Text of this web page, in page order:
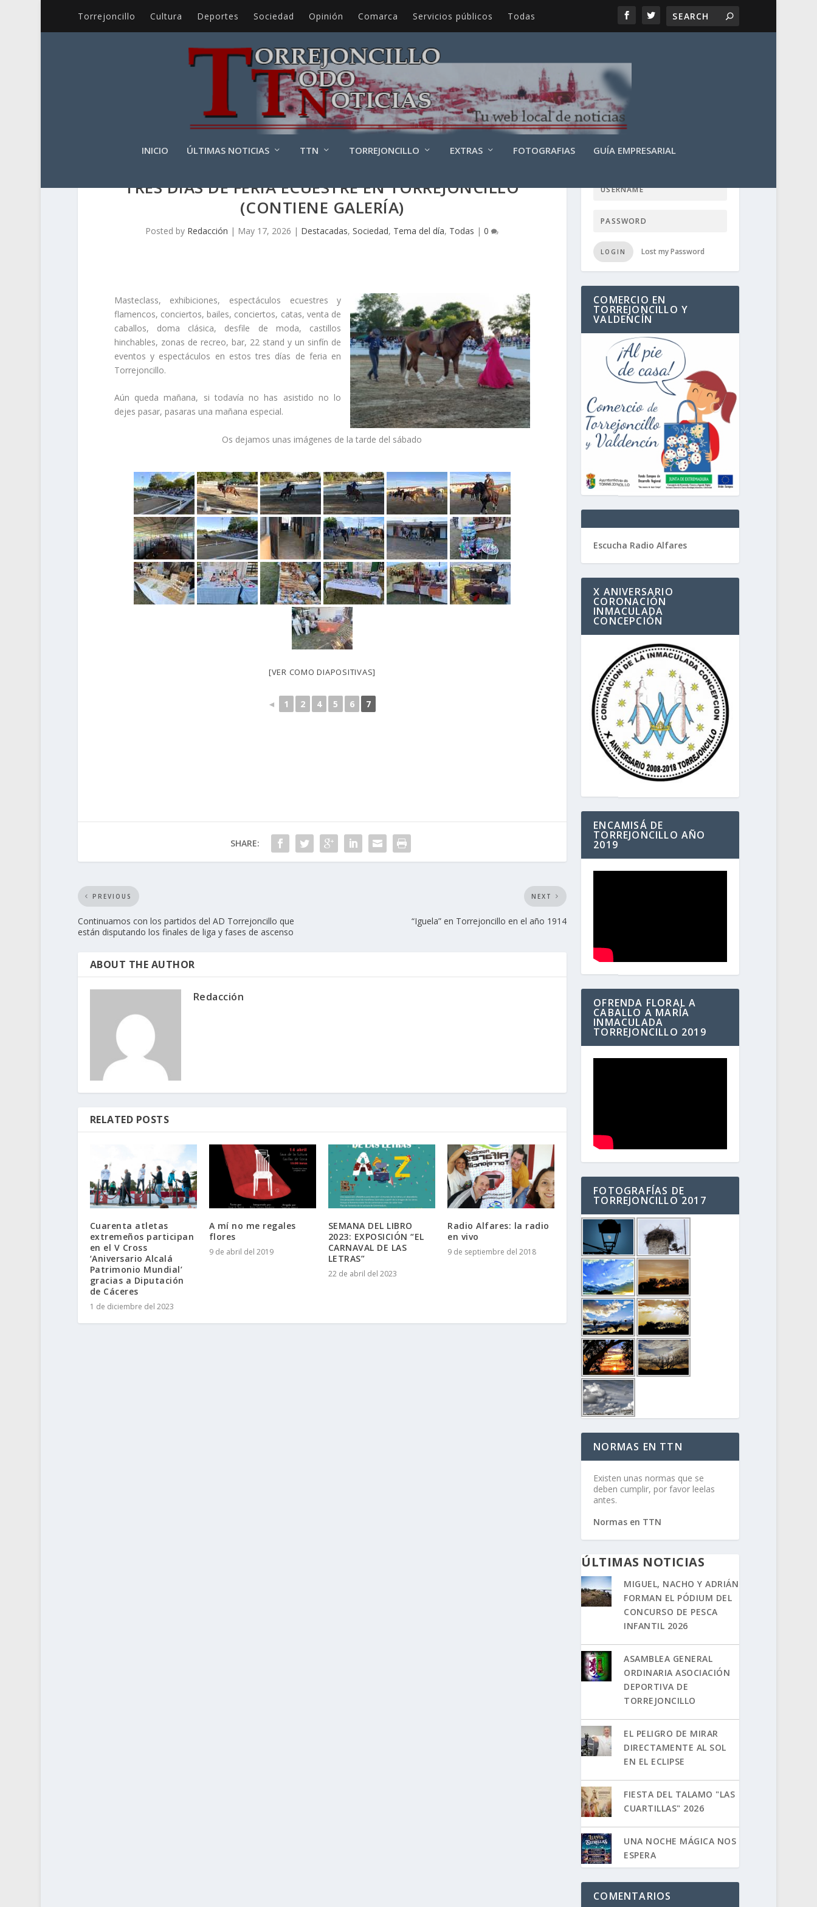
Torrejoncillo Cultura Deportes Sociedad Opinión Comarca Servicios públicos Todas
INICIO ÚLTIMAS NOTICIAS TTN TORREJONCILLO EXTRAS FOTOGRAFIAS GUÍA EMPRESARIAL
TRES DÍAS DE FERIA ECUESTRE EN TORREJONCILLO
(CONTIENE GALERÍA)
Posted by Redacción | May 17, 2026 | Destacadas,Sociedad, Tema del día, Todas |0
Masteclass, exhibiciones, espectáculos ecuestres y
flamencos, conciertos, bailes, conciertos, catas, venta de
caballos, doma clásica, desfile de moda, castillos
hinchables, zonas de recreo, bar, 22 stand y un sinfín de
eventos y espectáculos en estos tres días de feria en
Torrejoncillo.
Aún queda mañana, si todavía no has asistido no lo
dejes pasar, pasaras una mañana especial.
Os dejamos unas imágenes de la tarde del sábado
[VER COMO DIAPOSITIVAS]
◄ 1 2 4 5 6 7
SHARE:
PREVIOUS
Continuamos con los partidos del AD Torrejoncillo que
están disputando los finales de liga y fases de ascenso
NEXT
“Iguela” en Torrejoncillo en el año 1914
ABOUT THE AUTHOR
Redacción
RELATED POSTS
Cuarenta atletas
extremeños participan
en el V Cross
‘Aniversario Alcalá
Patrimonio Mundial’
gracias a Diputación
de Cáceres
1 de diciembre del 2023
A mí no me regales
flores
9 de abril del 2019
SEMANA DEL LIBRO
2023: EXPOSICIÓN “EL
CARNAVAL DE LAS
LETRAS”
22 de abril del 2023
Radio Alfares: la radio
en vivo
9 de septiembre del 2018
LOGIN USER TTN
LOGIN Lost my Password
COMERCIO EN
TORREJONCILLO Y
VALDENCÍN
Escucha Radio Alfares
X ANIVERSARIO
CORONACIÓN
INMACULADA
CONCEPCIÓN
ENCAMISÁ DE
TORREJONCILLO AÑO
2019
OFRENDA FLORAL A
CABALLO A MARÍA
INMACULADA
TORREJONCILLO 2019
FOTOGRAFÍAS DE
TORREJONCILLO 2017
NORMAS EN TTN
Existen unas normas que se
deben cumplir, por favor leelas
antes.
Normas en TTN
ÚLTIMAS NOTICIAS
MIGUEL, NACHO Y ADRIÁN
FORMAN EL PÓDIUM DEL
CONCURSO DE PESCA
INFANTIL 2026
ASAMBLEA GENERAL
ORDINARIA ASOCIACIÓN
DEPORTIVA DE
TORREJONCILLO
EL PELIGRO DE MIRAR
DIRECTAMENTE AL SOL
EN EL ECLIPSE
FIESTA DEL TALAMO "LAS
CUARTILLAS" 2026
UNA NOCHE MÁGICA NOS
ESPERA
COMENTARIOS